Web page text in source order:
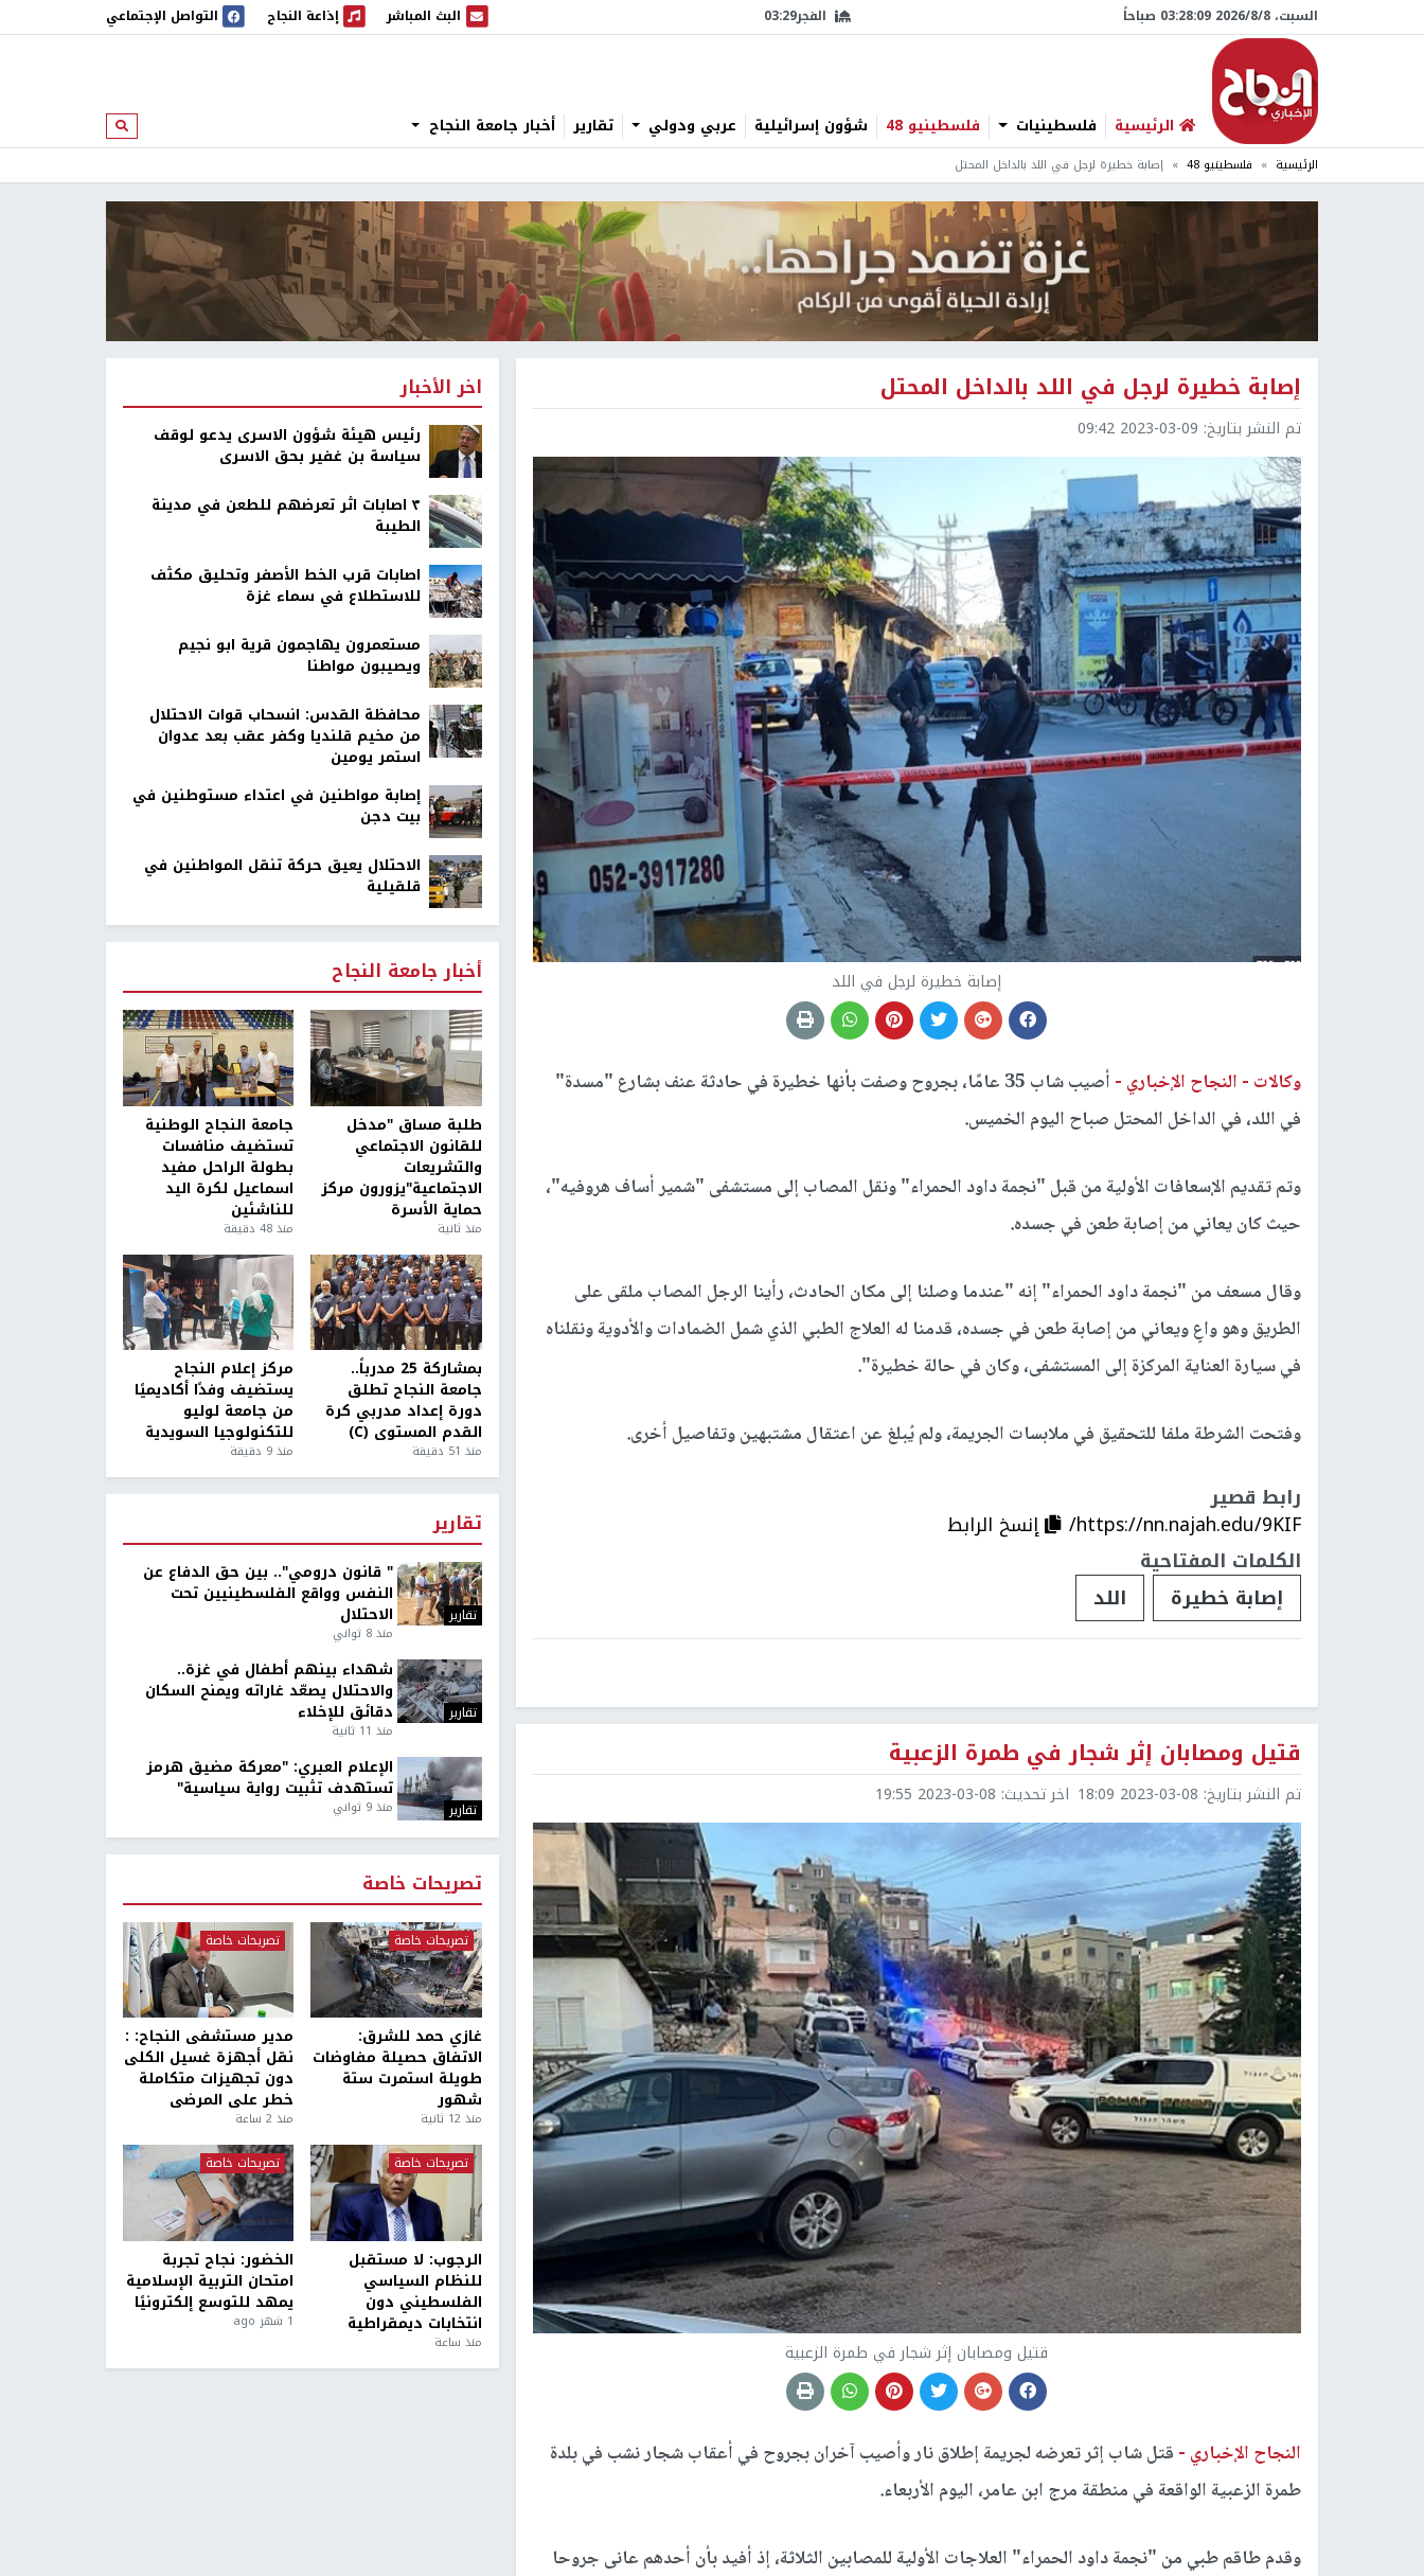
السبت، 8/‏8/‏2026 03:28:10 صباحاً الفجر03:29 البث المباشر
البث المباشر إذاعة النجاح
إذاعة النجاح التواصل الإجتماعي
الرئيسية فلسطينيات فلسطينيو 48 شؤون إسرائيلية عربي ودولي تقارير أخبار جامعة النجاح ابحث
الرئيسية فلسطينيو 48 إصابة خطيرة لرجل في اللد بالداخل المحتل
إصابة خطيرة لرجل في اللد بالداخل المحتل
تم النشر بتاريخ: 2023-03-09 09:42
إصابة خطيرة لرجل في اللد
وكالات - النجاح الإخباري -
أصيب شاب 35 عامًا، بجروح وصفت بأنها خطيرة في حادثة عنف بشارع "مسدة"
في اللد، في الداخل المحتل صباح اليوم الخميس.
وتم تقديم الإسعافات الأولية من قبل "نجمة داود الحمراء" ونقل المصاب إلى مستشفى "شمير أساف هروفيه"،
حيث كان يعاني من إصابة طعن في جسده.
وقال مسعف من "نجمة داود الحمراء" إنه "عندما وصلنا إلى مكان الحادث، رأينا الرجل المصاب ملقى على
الطريق وهو واعٍ ويعاني من إصابة طعن في جسده، قدمنا ​​له العلاج الطبي الذي شمل الضمادات والأدوية ونقلناه
في سيارة العناية المركزة إلى المستشفى، وكان في حالة خطيرة".
وفتحت الشرطة ملفا للتحقيق في ملابسات الجريمة، ولم يُبلغ عن اعتقال مشتبهين وتفاصيل أخرى.
رابط قصير
https://nn.najah.edu/9KIF/
إنسخ الرابط
الكلمات المفتاحية
إصابة خطيرة
اللد
قتيل ومصابان إثر شجار في طمرة الزعبية
تم النشر بتاريخ: 2023-03-08 18:09 اخر تحديث: 2023-03-08 19:55
قتيل ومصابان إثر شجار في طمرة الزعبية
النجاح الإخباري - قتل شاب إثر تعرضه لجريمة إطلاق نار وأصيب آخران بجروح في أعقاب شجار نشب في بلدة
طمرة الزعبية الواقعة في منطقة مرج ابن عامر، اليوم الأربعاء.
وقدم طاقم طبي من "نجمة داود الحمراء" العلاجات الأولية للمصابين الثلاثة، إذ أفيد بأن أحدهم عانى جروحا
اخر الأخبار
رئيس هيئة شؤون الاسرى يدعو لوقف
سياسة بن غفير بحق الاسرى
٣ اصابات اثر تعرضهم للطعن في مدينة
الطيبة
اصابات قرب الخط الأصفر وتحليق مكثف
للاستطلاع في سماء غزة
مستعمرون يهاجمون قرية ابو نجيم
ويصيبون مواطنا
محافظة القدس: انسحاب قوات الاحتلال
من مخيم قلنديا وكفر عقب بعد عدوان
استمر يومين
إصابة مواطنين في اعتداء مستوطنين في
بيت دجن
الاحتلال يعيق حركة تنقل المواطنين في
قلقيلية
أخبار جامعة النجاح
طلبة مساق "مدخل
للقانون الاجتماعي
والتشريعات
الاجتماعية"يزورون مركز
حماية الأسرة
منذ ثانية
جامعة النجاح الوطنية
تستضيف منافسات
بطولة الراحل مفيد
اسماعيل لكرة اليد
للناشئين
منذ 48 دقيقة
بمشاركة 25 مدرباً..
جامعة النجاح تطلق
دورة إعداد مدربي كرة
القدم المستوى (C)
منذ 51 دقيقة
مركز إعلام النجاح
يستضيف وفدًا أكاديميًا
من جامعة لوليو
للتكنولوجيا السويدية
منذ 9 دقيقة
تقارير
تقارير
" قانون درومي".. بين حق الدفاع عن
النفس وواقع الفلسطينيين تحت
الاحتلال
منذ 8 ثواني
تقارير
شهداء بينهم أطفال في غزة..
والاحتلال يصعّد غاراته ويمنح السكان
دقائق للإخلاء
منذ 11 ثانية
تقارير
الإعلام العبري: "معركة مضيق هرمز
تستهدف تثبيت رواية سياسية"
منذ 9 ثواني
تصريحات خاصة
تصريحات خاصة
غازي حمد للشرق:
الاتفاق حصيلة مفاوضات
طويلة استمرت ستة
شهور
منذ 12 ثانية
تصريحات خاصة
مدير مستشفى النجاح: :
نقل أجهزة غسيل الكلى
دون تجهيزات متكاملة
خطر على المرضى
منذ 2 ساعة
تصريحات خاصة
الرجوب: لا مستقبل
للنظام السياسي
الفلسطيني دون
انتخابات ديمقراطية
منذ ساعة
تصريحات خاصة
الخضور: نجاح تجربة
امتحان التربية الإسلامية
يمهد للتوسع إلكترونيًا
1 شهر ago